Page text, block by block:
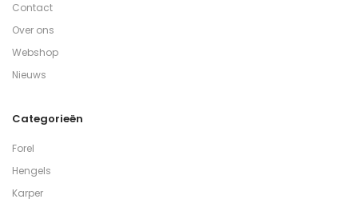
Contact
Over ons
Webshop
Nieuws
Categorieën
Forel
Hengels
Karper